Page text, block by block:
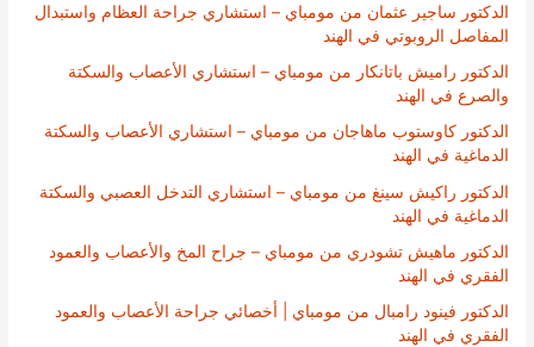
الدكتور ساجير عثمان من مومباي – استشاري جراحة العظام واستبدال
المفاصل الروبوتي في الهند
الدكتور راميش باتانكار من مومباي – استشاري الأعصاب والسكتة
والصرع في الهند
الدكتور كاوستوب ماهاجان من مومباي – استشاري الأعصاب والسكتة
الدماغية في الهند
الدكتور راكيش سينغ من مومباي – استشاري التدخل العصبي والسكتة
الدماغية في الهند
الدكتور ماهيش تشودري من مومباي – جراح المخ والأعصاب والعمود
الفقري في الهند
الدكتور فينود رامبال من مومباي | أخصائي جراحة الأعصاب والعمود
الفقري في الهند